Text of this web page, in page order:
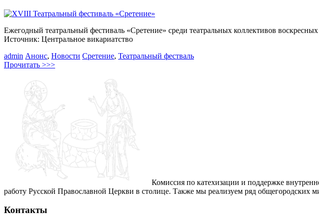
Ежегодный театральный фестиваль «Сретение» среди театральных коллективов
Источник: Центральное викариатство
admin Анонс, Новости Сретение, Театральный фестваль
Прочитать >>>
Комиссия по катехизации и поддержке
работу Русской Православной Церкви в столице. Также мы реализуем ряд
Контакты